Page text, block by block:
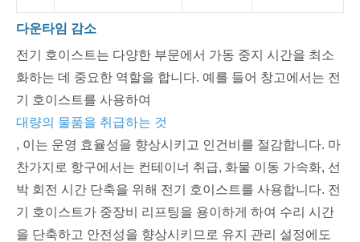
다운타임 감소
전기 호이스트는 다양한 부문에서 가동 중지 시간을 최소
화하는 데 중요한 역할을 합니다. 예를 들어 창고에서는 전
기 호이스트를 사용하여
대량의 물품을 취급하는 것
, 이는 운영 효율성을 향상시키고 인건비를 절감합니다. 마
찬가지로 항구에서는 컨테이너 취급, 화물 이동 가속화, 선
박 회전 시간 단축을 위해 전기 호이스트를 사용합니다. 전
기 호이스트가 중장비 리프팅을 용이하게 하여 수리 시간
을 단축하고 안전성을 향상시키므로 유지 관리 설정에도